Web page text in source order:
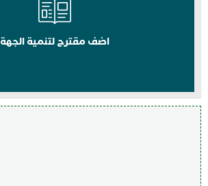
اضف مقترح لتنمية الجهة